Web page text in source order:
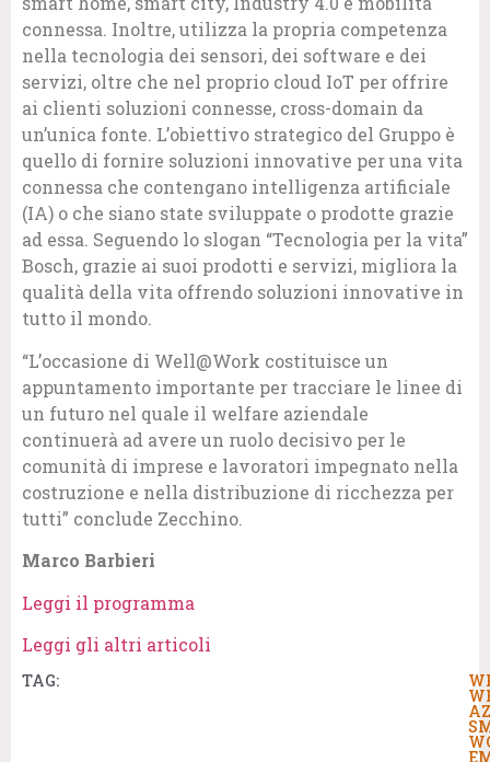
connessa. Inoltre, utilizza la propria competenza
nella tecnologia dei sensori, dei software e dei
servizi, oltre che nel proprio cloud IoT per offrire
ai clienti soluzioni connesse, cross-domain da
un’unica fonte. L’obiettivo strategico del Gruppo è
quello di fornire soluzioni innovative per una vita
connessa che contengano intelligenza artificiale
(IA) o che siano state sviluppate o prodotte grazie
ad essa. Seguendo lo slogan “Tecnologia per la vita”
Bosch, grazie ai suoi prodotti e servizi, migliora la
qualità della vita offrendo soluzioni innovative in
tutto il mondo.
“L’occasione di Well@Work costituisce un
appuntamento importante per tracciare le linee di
un futuro nel quale il welfare aziendale
continuerà ad avere un ruolo decisivo per le
comunità di imprese e lavoratori impegnato nella
costruzione e nella distribuzione di ricchezza per
tutti” conclude Zecchino.
Marco Barbieri
Leggi il programma
Leggi gli altri articoli
TAG: